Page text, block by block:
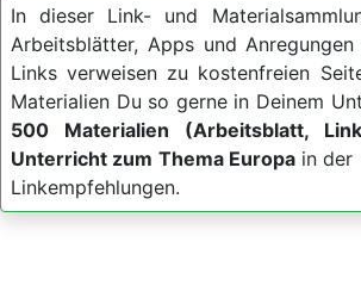
In dieser Link- und
Arbeitsblätter, Apps und
Links verweisen zu kostenfreien
Materialien Du so gerne in Deinem
500 Materialien (Arbeitsblatt,
Unterricht zum Thema Europain der
Linkempfehlungen.